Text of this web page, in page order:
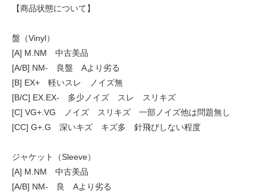
【商品状態について】
盤（Vinyl）
[A] M.NM 中古美品
[A/B] NM- 良盤 Aより劣る
[B] EX+ 軽いスレ ノイズ無
[B/C] EX.EX- 多少ノイズ スレ スリキズ
[C] VG+.VG ノイズ スリキズ 一部ノイズ他は問題無し
[CC] G+.G 深いキズ キズ多 針飛びしない程度
ジャケット（Sleeve）
[A] M.NM 中古美品
[A/B] NM- 良 Aより劣る